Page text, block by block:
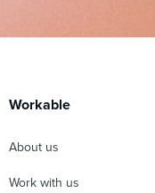
Workable
About us
Work with us